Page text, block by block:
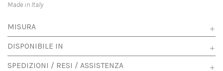
Made in Italy
MISURA
DISPONIBILE IN
SPEDIZIONI / RESI / ASSISTENZA